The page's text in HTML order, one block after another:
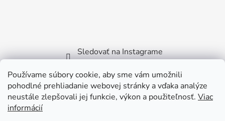
Používame súbory cookie, aby sme vám umožnili
pohodlné prehliadanie webovej stránky a vďaka analýze
neustále zlepšovali jej funkcie, výkon a použiteľnosť. Viac
informácií
Sledovať na Instagrame
Facebook